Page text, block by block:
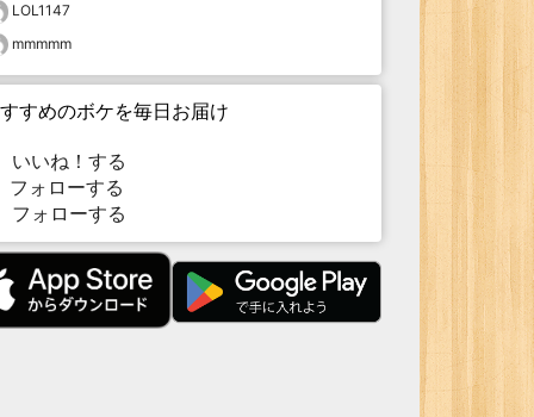
LOL1147
mmmmm
すめのボケを毎日お届け
いいね！する
ォローする
フォローする